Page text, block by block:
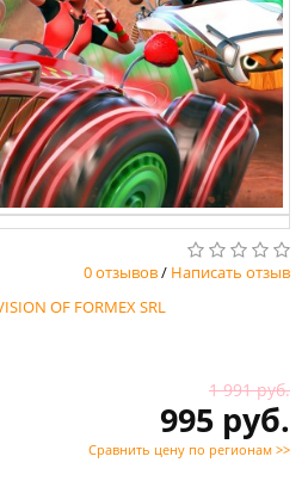
0 отзывов/ Написать отзыв
OF FORMEX SRL
1 991 руб.
995 руб.
Сравнить цену по регионам >>